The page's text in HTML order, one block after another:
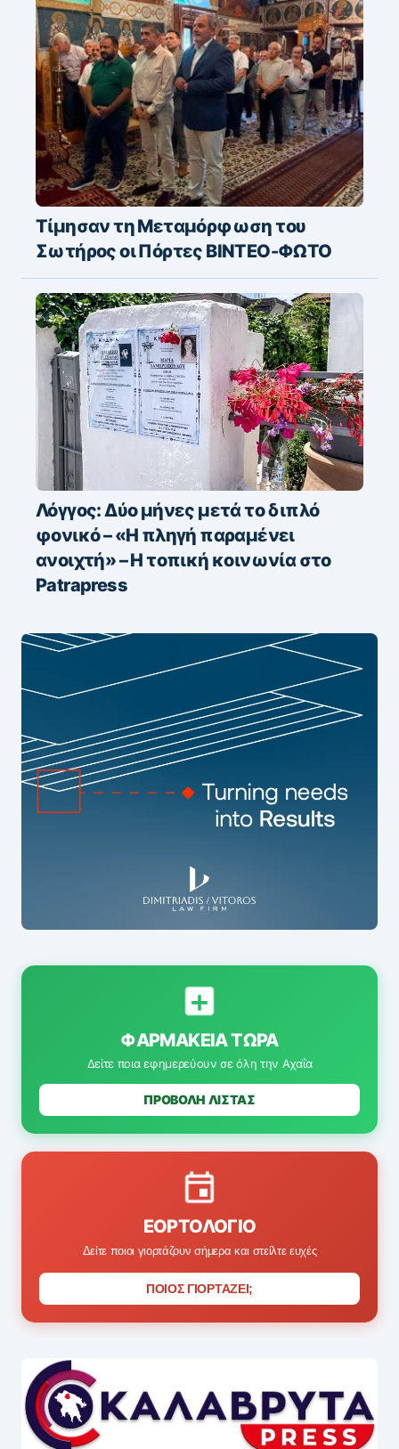
Τίμησαν τη Μεταμόρφωση του
Σωτήρος οι Πόρτες ΒΙΝΤΕΟ-ΦΩΤΟ
Λόγγος: Δύο μήνες μετά το διπλό
φονικό – «H πληγή παραμένει
ανοιχτή» – Η τοπική κοινωνία στο
Patrapress
ΦΑΡΜΑΚΕΊΑ ΤΏΡΑ
Δείτε ποια εφημερεύουν σε όλη την Αχαΐα
ΠΡΟΒΟΛΗ ΛΙΣΤΑΣ
ΕΟΡΤΟΛΌΓΙΟ
Δείτε ποιοι γιορτάζουν σήμερα και στείλτε ευχές
ΠΟΙΟΣ ΓΙΟΡΤΑΖΕΙ;